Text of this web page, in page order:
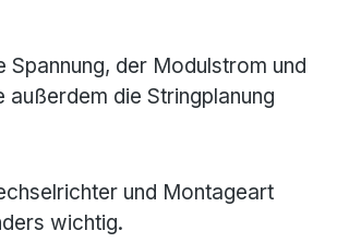
der Modulstrom und
die Stringplanung
und Montageart
wichtig.